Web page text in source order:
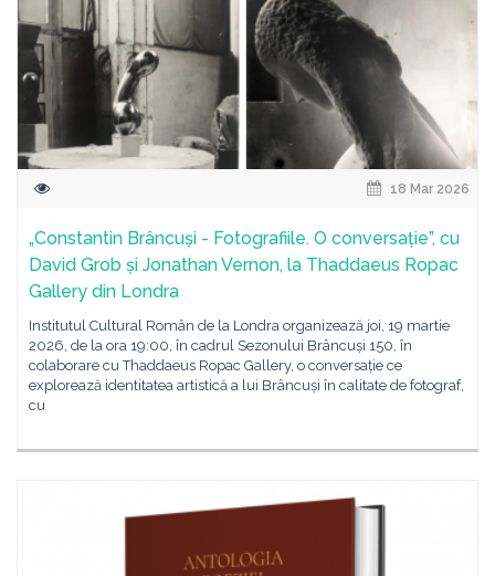
18 Mar 2026
„Constantin Brâncuși - Fotografiile. O conversație”, cu
David Grob și Jonathan Vernon, la Thaddaeus Ropac
Gallery din Londra
Institutul Cultural Român de la Londra organizează joi, 19 martie
2026, de la ora 19:00, în cadrul Sezonului Brâncuși 150, în
colaborare cu Thaddaeus Ropac Gallery, o conversație ce
explorează identitatea artistică a lui Brâncuși în calitate de fotograf,
cu